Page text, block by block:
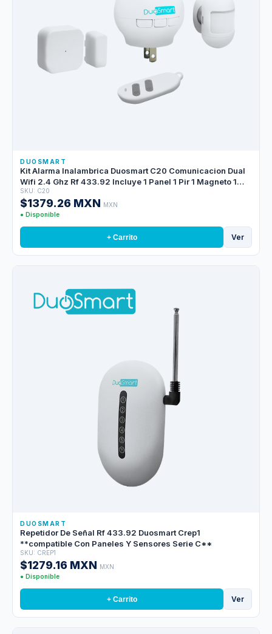
DUOSMART
Kit Alarma Inalambrica Duosmart C20 Comunicacion Dual
Wifi 2.4 Ghz Rf 433.92 Incluye 1 Panel 1 Pir 1 Magneto 1
Llavero **compatible Con Sensores Duosmart C**
SKU: C20
$1379.26 MXN MXN
● Disponible
+ Carrito Ver
DUOSMART
Repetidor De Señal Rf 433.92 Duosmart Crep1
**compatible Con Paneles Y Sensores Serie C**
SKU: CREP1
$1279.16 MXN MXN
● Disponible
+ Carrito Ver